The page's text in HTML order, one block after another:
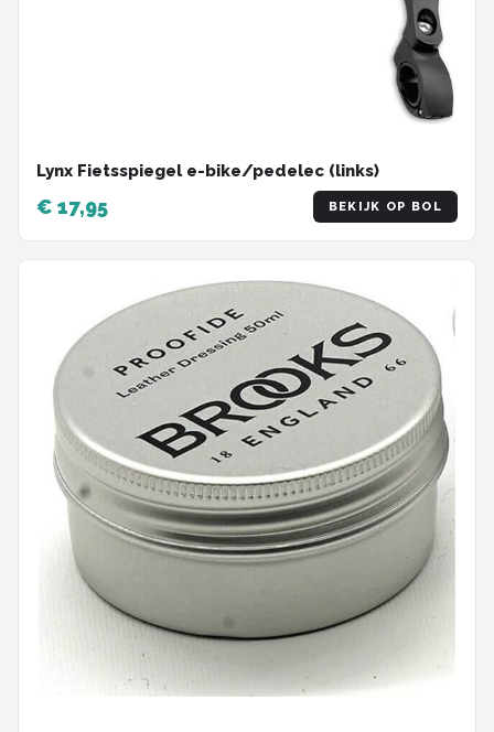
Lynx Fietsspiegel e-bike/pedelec (links)
€ 17,95 BEKIJK OP BOL